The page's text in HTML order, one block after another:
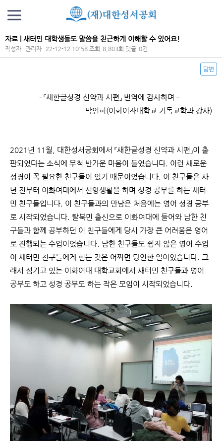
자료 | 새터민 대학생들도 말씀을 친근하게 이해할 수 있어요!
작성자 관리자 22-12-12 10:58 조회 8,803회 댓글 0건
답변
- 『새한글성경 신약과 시편』 번역에 감사하며 -
박인희(이화여자대학교 기독교학과 강사)
2021년 11월, 대한성서공회에서 『새한글성경 신약과 시편』이 출
판되었다는 소식에 무척 반가운 마음이 들었습니다. 이런 새로운
성경이 꼭 필요한 친구들이 있기 때문이었습니다. 이 친구들은 사
년 전부터 이화여대에서 신앙생활을 하며 성경 공부를 하는 새터
민 친구들입니다. 이 친구들과의 만남은 처음에는 영어 성경 공부
로 시작되었습니다. 탈북민 출신으로 이화여대에 들어와 남한 친
구들과 함께 공부하던 이 친구들에게 당시 가장 큰 어려움은 영어
로 진행되는 수업이었습니다. 남한 친구들도 쉽지 않은 영어 수업
이 새터민 친구들에게 힘든 것은 어쩌면 당연한 일이었습니다. 그
래서 섬기고 있는 이화여대 대학교회에서 새터민 친구들과 영어
공부도 하고 성경 공부도 하는 작은 모임이 시작되었습니다.